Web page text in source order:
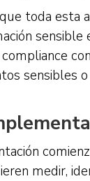
toda
sensibles
medir,